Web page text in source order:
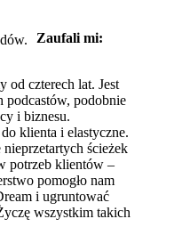
Zaufali mi:
od czterech lat. Jest
podobnie
i biznesu.
klienta i elastyczne.
ścieżek
potrzeb klientów –
pomogło nam
i ugruntować
wszystkim takich